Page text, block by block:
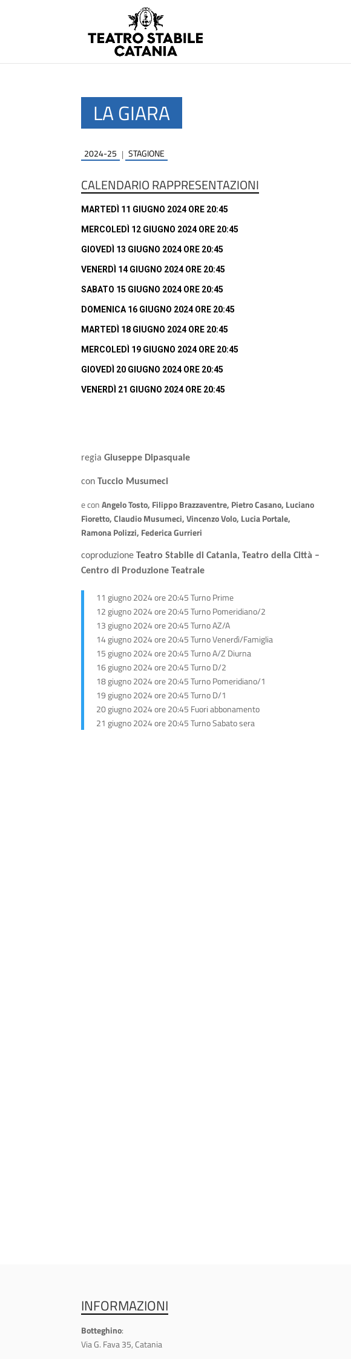
LA GIARA
2024-25 | STAGIONE
CALENDARIO RAPPRESENTAZIONI
MARTEDÌ 11 GIUGNO 2024 ORE 20:45
MERCOLEDÌ 12 GIUGNO 2024 ORE 20:45
GIOVEDÌ 13 GIUGNO 2024 ORE 20:45
VENERDÌ 14 GIUGNO 2024 ORE 20:45
SABATO 15 GIUGNO 2024 ORE 20:45
DOMENICA 16 GIUGNO 2024 ORE 20:45
MARTEDÌ 18 GIUGNO 2024 ORE 20:45
MERCOLEDÌ 19 GIUGNO 2024 ORE 20:45
GIOVEDÌ 20 GIUGNO 2024 ORE 20:45
VENERDÌ 21 GIUGNO 2024 ORE 20:45
regia Giuseppe Dipasquale
con Tuccio Musumeci
e conAngelo Tosto, Filippo Brazzaventre, Pietro Casano, Luciano
Fioretto, Claudio Musumeci, Vincenzo Volo, Lucia Portale,
Ramona Polizzi, Federica Gurrieri
coproduzioneTeatro Stabile di Catania, Teatro della Città –
Centro di Produzione Teatrale
11 giugno 2024 ore 20:45 Turno Prime
12 giugno 2024 ore 20:45 Turno Pomeridiano/2
13 giugno 2024 ore 20:45 Turno AZ/A
14 giugno 2024 ore 20:45 Turno Venerdì/Famiglia
15 giugno 2024 ore 20:45 Turno A/Z Diurna
16 giugno 2024 ore 20:45 Turno D/2
18 giugno 2024 ore 20:45 Turno Pomeridiano/1
19 giugno 2024 ore 20:45 Turno D/1
20 giugno 2024 ore 20:45 Fuori abbonamento
21 giugno 2024 ore 20:45 Turno Sabato sera
INFORMAZIONI
Botteghino:
Via G. Fava 35, Catania